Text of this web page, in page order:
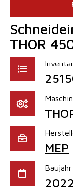
THOR
MEP
Baujahr
2022